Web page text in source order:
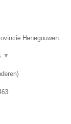
Henegouwen.
▼
)